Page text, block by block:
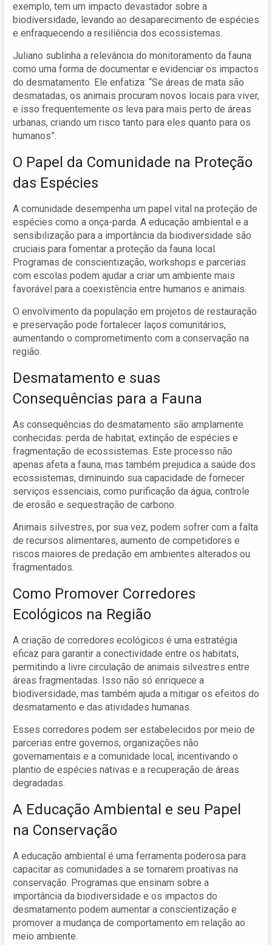
exemplo, tem um impacto devastador sobre a
biodiversidade, levando ao desaparecimento de espécies
e enfraquecendo a resiliência dos ecossistemas.
Juliano sublinha a relevância do monitoramento da fauna
como uma forma de documentar e evidenciar os impactos
do desmatamento. Ele enfatiza: “Se áreas de mata são
desmatadas, os animais procuram novos locais para viver,
e isso frequentemente os leva para mais perto de áreas
urbanas, criando um risco tanto para eles quanto para os
humanos”.
O Papel da Comunidade na Proteção
das Espécies
A comunidade desempenha um papel vital na proteção de
espécies como a onça-parda. A educação ambiental e a
sensibilização para a importância da biodiversidade são
cruciais para fomentar a proteção da fauna local.
Programas de conscientização, workshops e parcerias
com escolas podem ajudar a criar um ambiente mais
favorável para a coexistência entre humanos e animais.
O envolvimento da população em projetos de restauração
e preservação pode fortalecer laços comunitários,
aumentando o comprometimento com a conservação na
região.
Desmatamento e suas
Consequências para a Fauna
As consequências do desmatamento são amplamente
conhecidas: perda de habitat, extinção de espécies e
fragmentação de ecossistemas. Este processo não
apenas afeta a fauna, mas também prejudica a saúde dos
ecossistemas, diminuindo sua capacidade de fornecer
serviços essenciais, como purificação da água, controle
de erosão e sequestração de carbono.
Animais silvestres, por sua vez, podem sofrer com a falta
de recursos alimentares, aumento de competidores e
riscos maiores de predação em ambientes alterados ou
fragmentados.
Como Promover Corredores
Ecológicos na Região
A criação de corredores ecológicos é uma estratégia
eficaz para garantir a conectividade entre os habitats,
permitindo a livre circulação de animais silvestres entre
áreas fragmentadas. Isso não só enriquece a
biodiversidade, mas também ajuda a mitigar os efeitos do
desmatamento e das atividades humanas.
Esses corredores podem ser estabelecidos por meio de
parcerias entre governos, organizações não
governamentais e a comunidade local, incentivando o
plantio de espécies nativas e a recuperação de áreas
degradadas.
A Educação Ambiental e seu Papel
na Conservação
A educação ambiental é uma ferramenta poderosa para
capacitar as comunidades a se tornarem proativas na
conservação. Programas que ensinam sobre a
importância da biodiversidade e os impactos do
desmatamento podem aumentar a conscientização e
promover a mudança de comportamento em relação ao
meio ambiente.